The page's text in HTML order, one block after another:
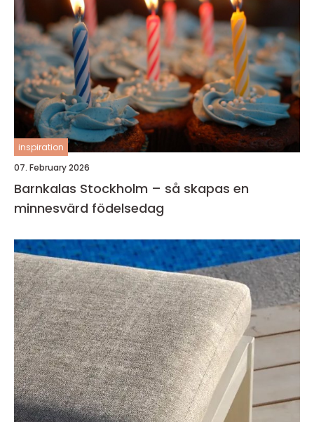
inspiration
07. February 2026
Barnkalas Stockholm – så skapas en
minnesvärd födelsedag